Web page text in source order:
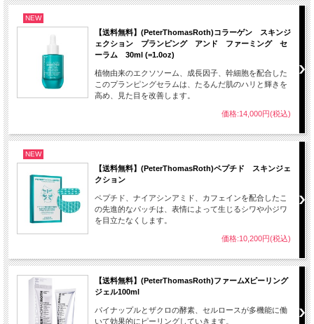
NEW
【送料無料】(PeterThomasRoth)コラーゲン スキンジ
ェクション プランピング アンド ファーミング セ
ーラム 30ml (=1.0oz)
植物由来のエクソソーム、成長因子、幹細胞を配合した
このプランピングセラムは、たるんだ肌のハリと輝きを
高め、見た目を改善します。
価格:14,000円(税込)
NEW
【送料無料】(PeterThomasRoth)ペプチド スキンジェ
クション
ペプチド、ナイアシンアミド、カフェインを配合したこ
の先進的なパッチは、表情によって生じるシワや小ジワ
を目立たなくします。
価格:10,200円(税込)
【送料無料】(PeterThomasRoth)ファームXピーリング
ジェル100ml
パイナップルとザクロの酵素、セルロースが多機能に働
いて効果的にピーリングしていきます。